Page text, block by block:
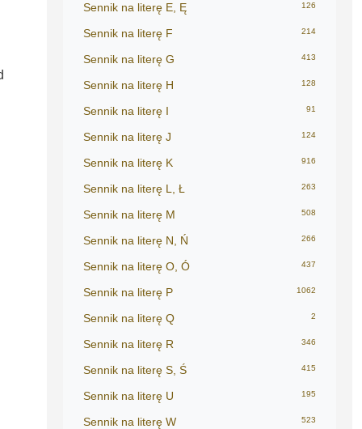
Sennik na literę E, Ę 126
Sennik na literę F 214
Sennik na literę G 413
Sennik na literę H 128
Sennik na literę I 91
Sennik na literę J 124
Sennik na literę K 916
Sennik na literę L, Ł 263
Sennik na literę M 508
Sennik na literę N, Ń 266
Sennik na literę O, Ó 437
Sennik na literę P 1062
Sennik na literę Q 2
Sennik na literę R 346
Sennik na literę S, Ś 415
Sennik na literę U 195
Sennik na literę W 523